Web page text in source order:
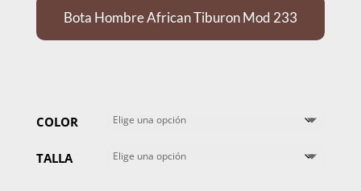
Bota Hombre African Tiburon Mod 233
COLOR
TALLA